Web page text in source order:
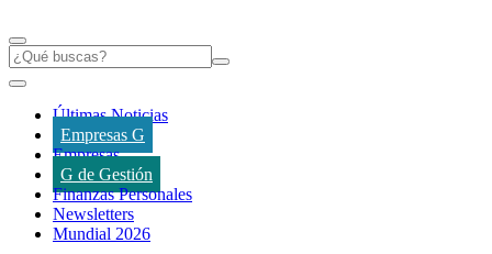
Últimas Noticias
Empresas G
Empresas
G de Gestión
Finanzas Personales
Newsletters
Mundial 2026